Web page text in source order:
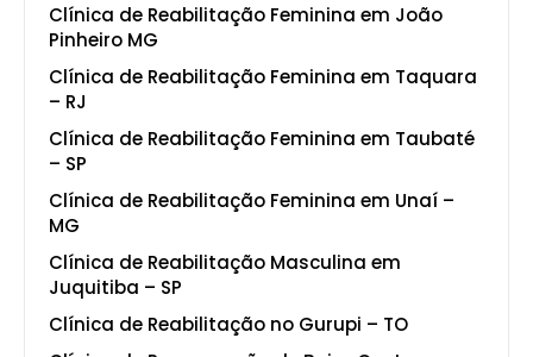
Clínica de Reabilitação Feminina em João
Pinheiro MG
Clínica de Reabilitação Feminina em Taquara
– RJ
Clínica de Reabilitação Feminina em Taubaté
– SP
Clínica de Reabilitação Feminina em Unaí –
MG
Clínica de Reabilitação Masculina em
Juquitiba – SP
Clínica de Reabilitação no Gurupi – TO